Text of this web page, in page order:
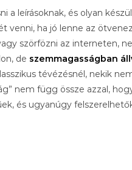
a leírásoknak, és olyan
venni, ha jó lenne az
szörfözni az interneten,
de szemmagasságban
tévézésnél, nekik
nem függ össze azzal,
és ugyanúgy